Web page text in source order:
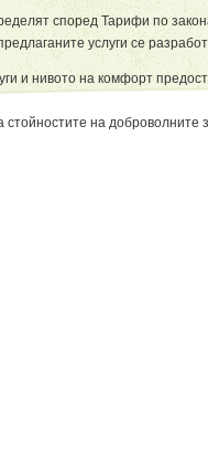
според Тарифи по
услуги се
и нивото на комфорт
стойностите на